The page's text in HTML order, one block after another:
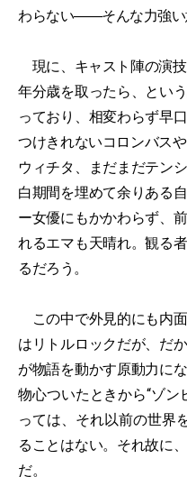
わらない――そんな力強い
現に、キャスト陣の演
年分歳を取ったら、とい
っており、相変わらず早
つけきれないコロンバス
ウィチタ、まだまだテン
白期間を埋めて余りある
ー女優にもかかわらず、
れるエマも天晴れ。観る
るだろう。
この中で外見的にも内
はリトルロックだが、だ
が物語を動かす原動力に
物心ついたときから“ゾン
っては、それ以前の世界
ることはない。それ故に
だ。